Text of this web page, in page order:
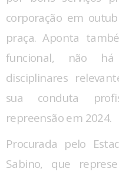
corporação em
praça. Aponta
funcional, não
disciplinares
sua conduta
repreensão em 2024.
Procurada pelo
Sabino, que